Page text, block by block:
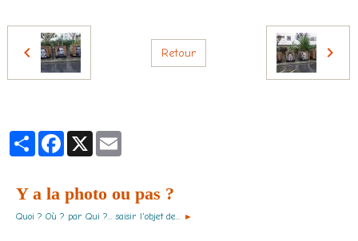
Retour
PartagerFacebook
X
Y a la photo ou pas ?
Quoi ? Où ? par Qui ?... saisir l'objet de... ►